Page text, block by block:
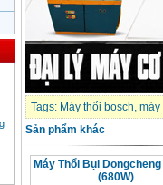
Tags: Máy thổi bosch, máy
Sản phẩm khác
Máy Thổi Bụi Dongcheng
(680W)